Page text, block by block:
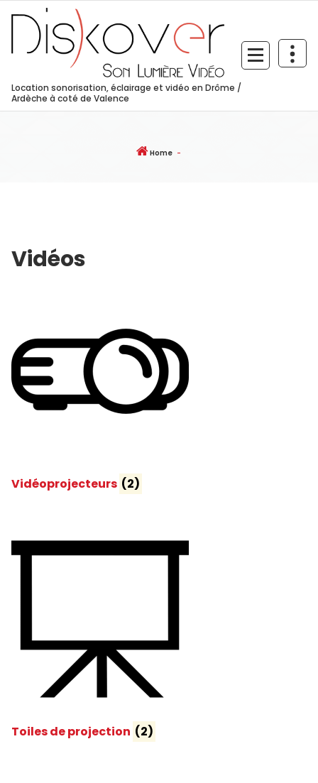
content
Location sonorisation, éclairage et vidéo en Drôme /
Ardèche à coté de Valence
Home -
Vidéos
Vidéoprojecteurs (2)
Toiles de projection (2)